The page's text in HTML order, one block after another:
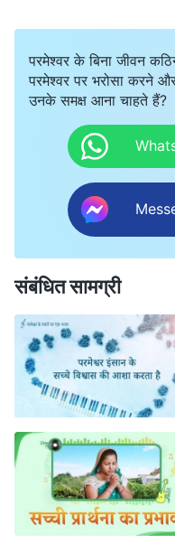
परमेश्वर के बिना जीवन
परमेश्वर पर भरोसा करने
उनके समक्ष आना चाहते हैं?
संबंधित सामग्री